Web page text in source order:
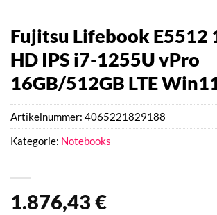
Fujitsu Lifebook E5512
HD IPS i7-1255U vPro
16GB/512GB LTE
1.876,43 €
Artikelnummer: 4065221829188
Kategorie: Notebooks